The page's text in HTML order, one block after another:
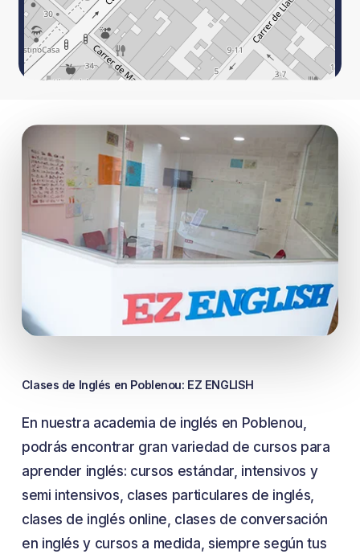
Clases de Inglés en Poblenou: EZ ENGLISH
En nuestra academia de inglés en Poblenou,
podrás encontrar gran variedad de cursos para
aprender inglés: cursos estándar, intensivos y
semi intensivos, clases particulares de inglés,
clases de inglés online, clases de conversación
en inglés y cursos a medida, siempre según tus